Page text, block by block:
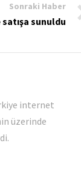
Sonraki Haber
sunuldu
internet
üzerinde